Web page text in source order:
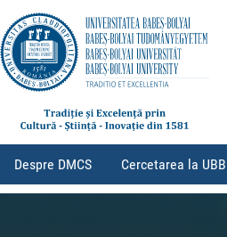
Despre DMCS Cercetarea la UBB